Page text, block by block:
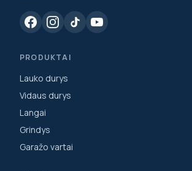
PRODUKTAI
Lauko durys
Vidaus durys
Langai
Grindys
Garažo vartai